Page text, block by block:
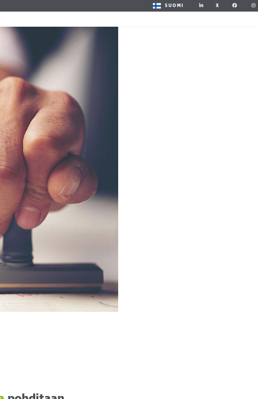
SUOMI X